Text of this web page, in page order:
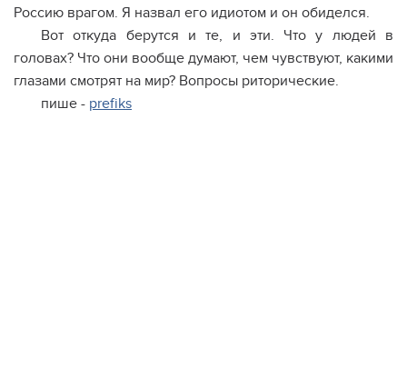
Россию врагом. Я назвал его идиотом и он обиделся.
Вот откуда берутся и те, и эти. Что у людей в
головах? Что они вообще думают, чем чувствуют, какими
глазами смотрят на мир? Вопросы риторические.
пише - prefiks